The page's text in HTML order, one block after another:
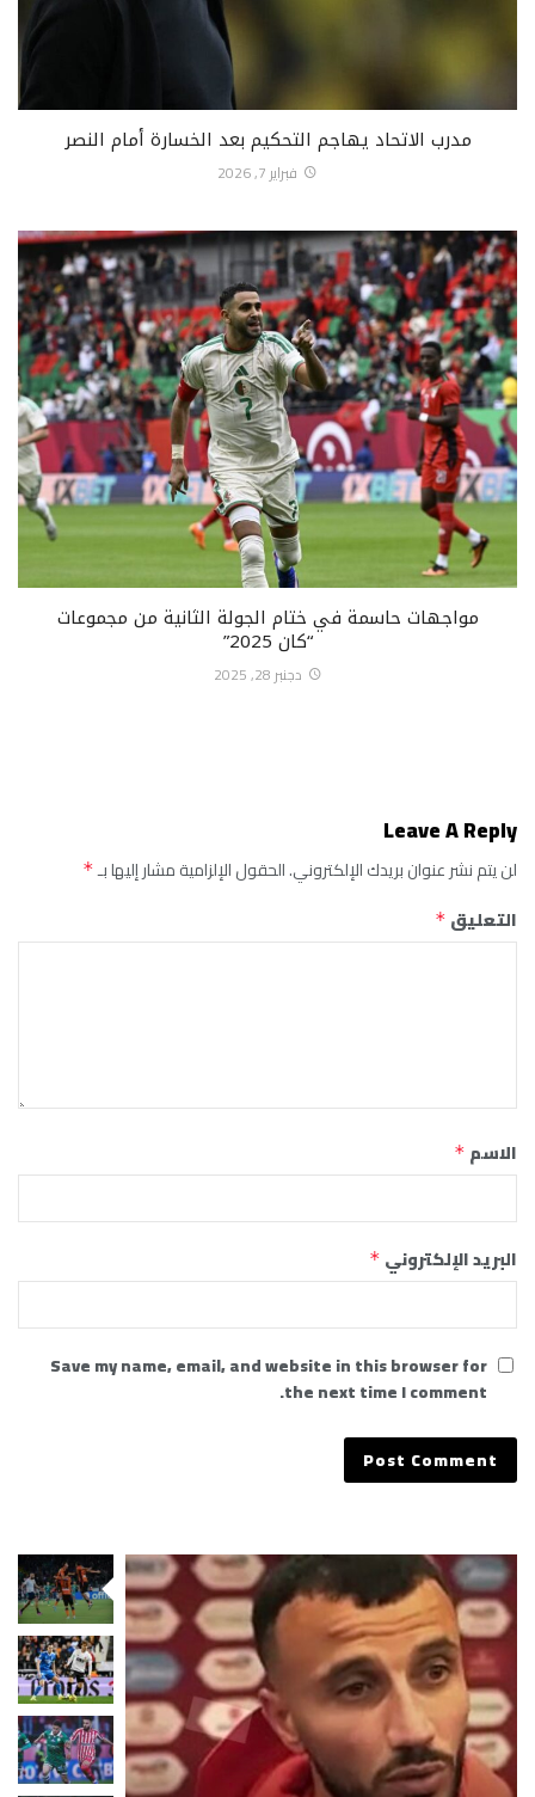
مدرب الاتحاد يهاجم التحكيم بعد الخسارة أمام النصر
فبراير 7, 2026
مواجهات حاسمة في ختام الجولة الثانية من مجموعات
“كان 2025”
دجنبر 28, 2025
Leave A Reply
لن يتم نشر عنوان بريدك الإلكتروني.الحقول الإلزامية مشار إليها بـ*
التعليق *
الاسم *
البريد الإلكتروني *
Save my name, email, and website in this browser for
the next time I comment.